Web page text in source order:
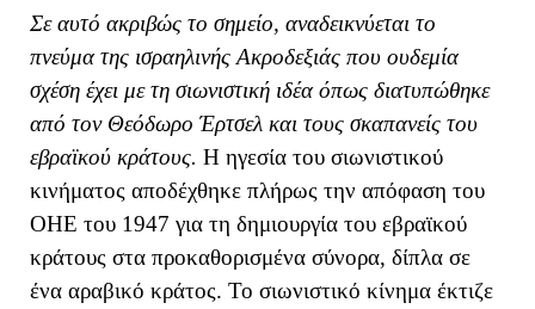
Σε αυτό ακριβώς το σημείο, αναδεικνύεται το
πνεύμα της ισραηλινής Ακροδεξιάς που ουδεμία
σχέση έχει με τη σιωνιστική ιδέα όπως διατυπώθηκε
από τον Θεόδωρο Έρτσελ και τους σκαπανείς του
εβραϊκού κράτους. Η ηγεσία του σιωνιστικού
κινήματος αποδέχθηκε πλήρως την απόφαση του
ΟΗΕ του 1947 για τη δημιουργία του εβραϊκού
κράτους στα προκαθορισμένα σύνορα, δίπλα σε
ένα αραβικό κράτος. Το σιωνιστικό κίνημα έκτιζε